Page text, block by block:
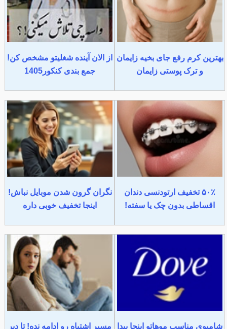
بهترین کرم رفع جای بخیه زایمان
و ترک پوستی زایمان
از الان آینده شغلیتو مشخص کن!
جمع بندی کنکور1405
۵۰٪ تخفیف ارتودنسی دندان
اقساطی بدون چک یا سفته!
نگران گرون شدن موبایل نباش!
اینجا تخفیف خوبی داره
شامپوی مناسب موهاتو اینجا پیدا مسیر اشتباه رو ادامه نده! تا دیر